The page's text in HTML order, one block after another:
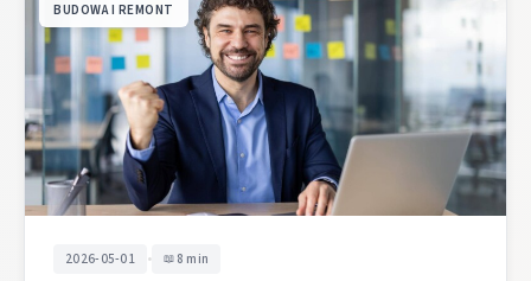
BUDOWA I REMONT
2026-05-01 • 8 min